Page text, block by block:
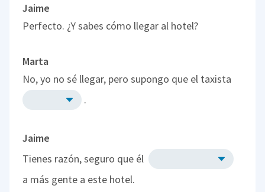
Jaime
Perfecto. ¿Y sabes cómo llegar al hotel?
Marta
No, yo no sé llegar, pero supongo que el taxista
.
Jaime
Tienes razón, seguro que él
a más gente a este hotel.